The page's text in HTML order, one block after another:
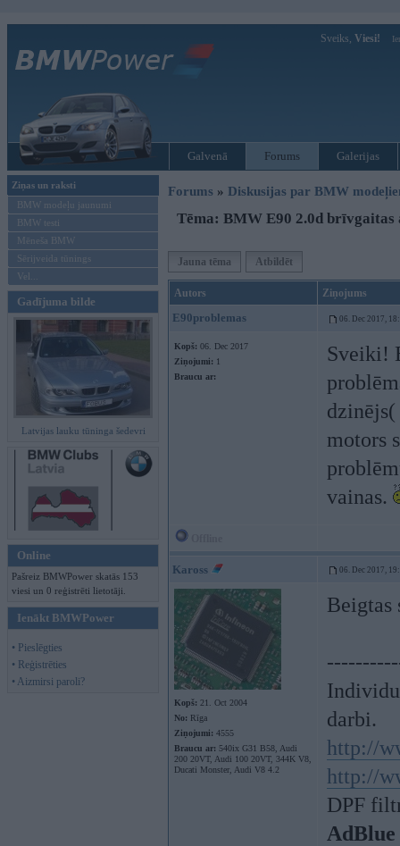
Sveiks, Viesi!
Galvenā Forums Galerijas
Ziņas un raksti
BMW modeļu jaunumi
BMW testi
Mēneša BMW
Sērijveida tūnings
Vel...
Gadījuma bilde
Latvijas lauku tūninga šedevri
Online
Pašreiz BMWPower skatās 153
viesi un 0 reģistrēti lietotāji.
Ienākt BMWPower
• Pieslēgties
• Reģistrēties
• Aizmirsi paroli?
Forums » Diskusijas par BMW
Tēma: BMW E90 2.0d brīvgaitas
Jauna tēma Atbildēt
Autors Ziņojums
E90problemas 06. Dec 2017,
Kopš: 06. Dec 2017
Ziņojumi: 1
Braucu ar:
Sveiki!
motors
vainas.
Kaross 06. Dec 2017,
Kopš: 21. Oct 2004
No: Rīga
Ziņojumi: 4555
Braucu ar: 540ix G31 B58, Audi
200 20VT, Audi 100 20VT, 344K V8,
Ducati Monster, Audi V8 4.2
Beigtas
darbi.
http://
http://
DPF